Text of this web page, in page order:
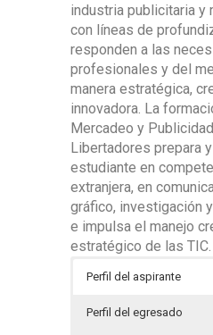
industria publicitaria y
con líneas de
responden a las
profesionales y del
manera estratégica,
innovadora. La
Mercadeo y
Libertadores prepara
estudiante en
extranjera, en
gráfico, investigación
e impulsa el manejo
estratégico de las TIC.
Perfil del aspirante
Perfil del egresado